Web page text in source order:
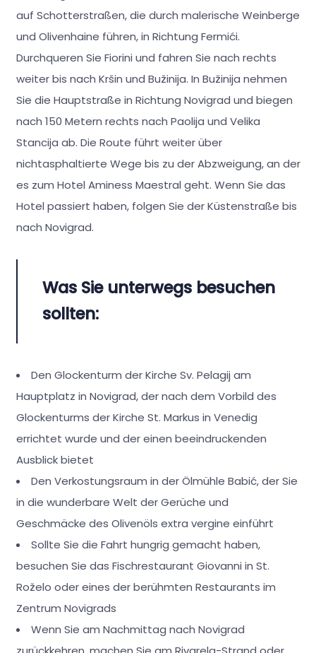
auf Schotterstraßen, die durch malerische Weinberge
und Olivenhaine führen, in Richtung Fermići.
Durchqueren Sie Fiorini und fahren Sie nach rechts
weiter bis nach Kršin und Bužinija. In Bužinija nehmen
Sie die Hauptstraße in Richtung Novigrad und biegen
nach 150 Metern rechts nach Paolija und Velika
Stancija ab. Die Route führt weiter über
nichtasphaltierte Wege bis zu der Abzweigung, an der
es zum Hotel Aminess Maestral geht. Wenn Sie das
Hotel passiert haben, folgen Sie der Küstenstraße bis
nach Novigrad.
Was Sie unterwegs besuchen
sollten:
Den Glockenturm der Kirche Sv. Pelagij am
Hauptplatz in Novigrad, der nach dem Vorbild des
Glockenturms der Kirche St. Markus in Venedig
errichtet wurde und der einen beeindruckenden
Ausblick bietet
Den Verkostungsraum in der Ölmühle Babić, der Sie
in die wunderbare Welt der Gerüche und
Geschmäcke des Olivenöls extra vergine einführt
Sollte Sie die Fahrt hungrig gemacht haben,
besuchen Sie das Fischrestaurant Giovanni in St.
Roželo oder eines der berühmten Restaurants im
Zentrum Novigrads
Wenn Sie am Nachmittag nach Novigrad